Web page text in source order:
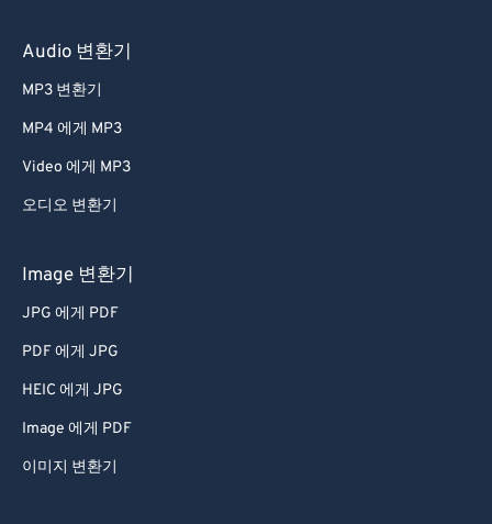
Audio 변환기
MP3 변환기
MP4 에게 MP3
Video 에게 MP3
오디오 변환기
Image 변환기
JPG 에게 PDF
PDF 에게 JPG
HEIC 에게 JPG
Image 에게 PDF
이미지 변환기